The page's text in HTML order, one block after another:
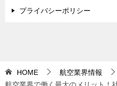
プライバシーポリシー
HOME 航空業界情報